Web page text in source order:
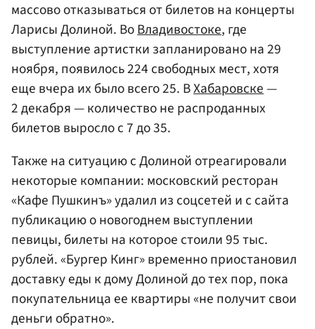
массово отказываться от билетов на концерты
Ларисы Долиной. ВоВладивостоке, где
выступление артистки запланировано на 29
ноября, появилось 224 свободных мест, хотя
еще вчера их было всего 25. ВХабаровске—
2 декабря — количество не распроданных
билетов выросло с 7 до 35.
Также на ситуацию с Долиной отреагировали
некоторые компании: московский ресторан
«Кафе Пушкинъ» удалил из соцсетей и с сайта
публикацию о новогоднем выступлении
певицы, билеты на которое стоили 95 тыс.
рублей. «Бургер Кинг» временно приостановил
доставку еды к дому Долиной до тех пор, пока
покупательница ее квартиры «не получит свои
деньги обратно».